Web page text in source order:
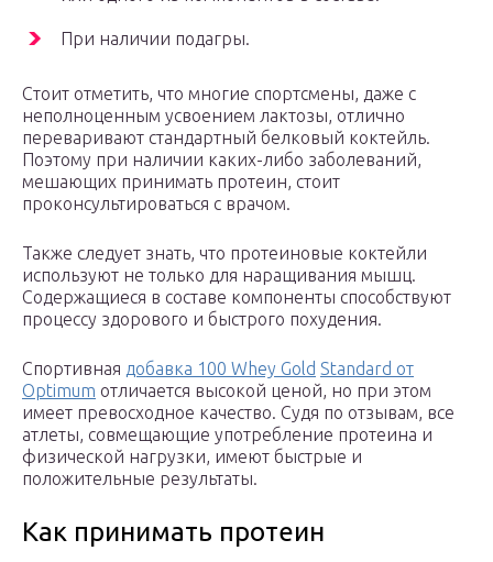
При наличии подагры.
Стоит отметить, что многие спортсмены, даже с
неполноценным усвоением лактозы, отлично
переваривают стандартный белковый коктейль.
Поэтому при наличии каких-либо заболеваний,
мешающих принимать протеин, стоит
проконсультироваться с врачом.
Также следует знать, что протеиновые коктейли
используют не только для наращивания мышц.
Содержащиеся в составе компоненты способствуют
процессу здорового и быстрого похудения.
Спортивная добавка 100 Whey Gold Standard от
Optimum отличается высокой ценой, но при этом
имеет превосходное качество. Судя по отзывам, все
атлеты, совмещающие употребление протеина и
физической нагрузки, имеют быстрые и
положительные результаты.
Как принимать протеин